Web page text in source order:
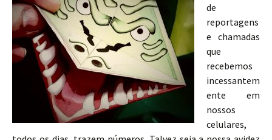
de
reportagens
e chamadas
que
recebemos
incessantem
ente em
nossos
celulares,